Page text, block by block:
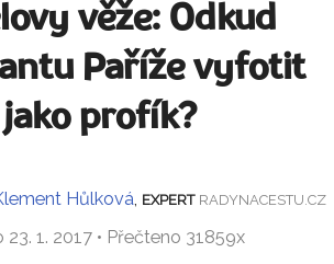
věže: Odkud
Paříže vyfotit
jako profík?
Hůlková EXPERT RADYNACESTU.CZ
23. 1. 2017 • Přečteno 31859x